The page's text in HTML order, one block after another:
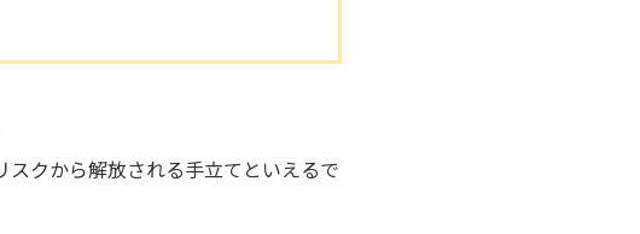
クから解放される手立てといえるで